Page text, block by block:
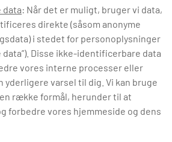
: Når det er muligt, bruger vi data,
direkte (såsom anonyme
i stedet for personoplysninger
Disse ikke-identificerbare data
vores interne processer eller
varsel til dig. Vi kan bruge
række formål, herunder til at
forbedre vores hjemmeside og dens